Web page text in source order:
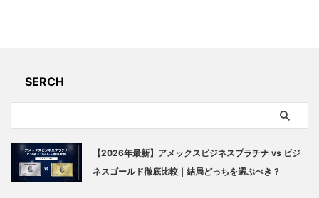
SERCH
【2026年最新】アメックスビジネスプラチナ vs ビジ
ネスゴールド徹底比較｜結局どっちを選ぶべき？